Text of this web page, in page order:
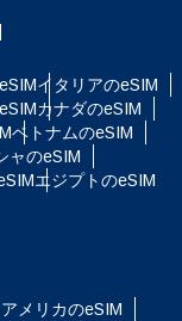
イタリアのeSIM
カナダのeSIM
ベトナムのeSIM
ャのeSIM
エジプトのeSIM
メリカのeSIM